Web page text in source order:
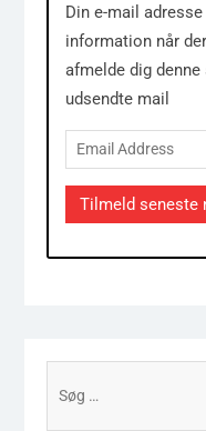
Din e-mail
information når
afmelde dig
udsendte mail
Email
Address
Tilmeld seneste
efter: